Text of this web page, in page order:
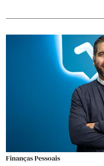
Finanças Pessoais